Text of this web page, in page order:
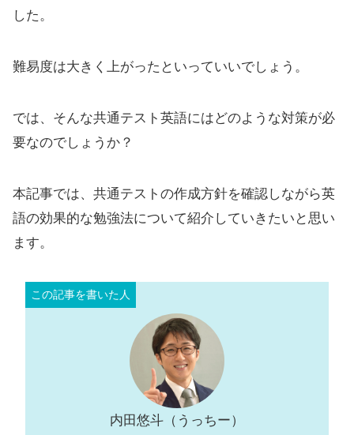
した。
難易度は大きく上がったといっていいでしょう。
では、そんな共通テスト英語にはどのような対策が必
要なのでしょうか？
本記事では、共通テストの作成方針を確認しながら英
語の効果的な勉強法について紹介していきたいと思い
ます。
内田悠斗（うっちー）